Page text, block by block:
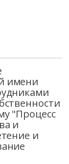
имени
"Процесс
и
и